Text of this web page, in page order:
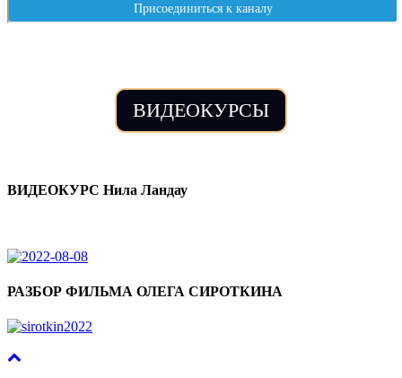
ВИДЕОКУРСЫ
ВИДЕОКУРС Нила Ландау
РАЗБОР ФИЛЬМА ОЛЕГА СИРОТКИНА